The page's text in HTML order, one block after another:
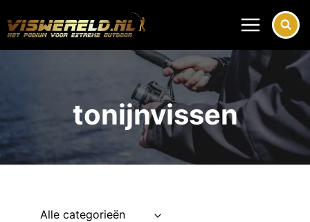
naar
tonijnvissen
Alle categorieën